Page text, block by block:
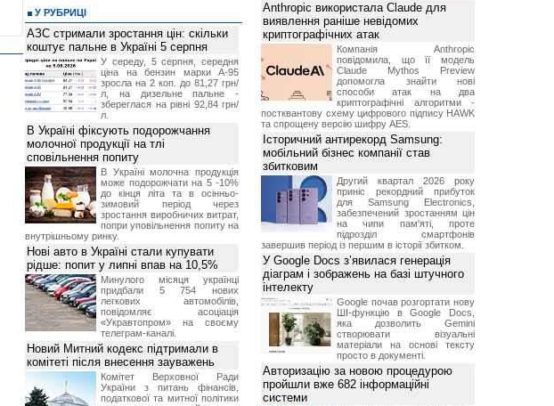
У РУБРИЦІ
АЗС стримали зростання цін: скільки
коштує пальне в Україні 5 серпня
У середу, 5 серпня, середня
ціна на бензин марки А-95
зросла на 2 коп. до 81,27 грн/
л, на дизельне пальне -
збереглася на рівні 92,84 грн/
л.
В Україні фіксують подорожчання
молочної продукції на тлі
сповільнення попиту
В Україні молочна продукція
може подорожчати на 5 -10%
до кінця літа та в осінньо-
зимовий період через
зростання виробничих витрат,
попри уповільнення попиту на
внутрішньому ринку.
Нові авто в Україні стали купувати
рідше: попит у липні впав на 10,5%
Минулого місяця українці
придбали 5 754 нових
легкових автомобілів,
повідомляє асоціація
«Укравтопром» на своєму
телеграм-каналі.
Новий Митний кодекс підтримали в
комітеті після внесення зауважень
Комітет Верховної Ради
України з питань фінансів,
податкової та митної політики
Anthropic використала Claude для
виявлення раніше невідомих
криптографічних атак
Компанія Anthropic
повідомила, що її модель
Claude Mythos Preview
допомогла знайти нові
способи атак на два
криптографічні алгоритми -
постквантову схему цифрового підпису HAWK
та спрощену версію шифру AES.
Історичний антирекорд Samsung:
мобільний бізнес компанії став
збитковим
Другий квартал 2026 року
приніс рекордний прибуток
для Samsung Electronics,
забезпечений зростанням цін
на чипи пам'яті, проте
підрозділ смартфонів
завершив період із першим в історії збитком.
У Google Docs з’явилася генерація
діаграм і зображень на базі штучного
інтелекту
Google почав розгортати нову
ШІ-функцію в Google Docs,
яка дозволить Gemini
створювати візуальні
матеріали на основі тексту
просто в документі.
Авторизацію за новою процедурою
пройшли вже 682 інформаційні
системи